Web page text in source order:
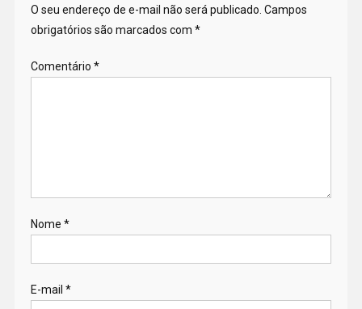
O seu endereço de e-mail não será publicado. Campos
obrigatórios são marcados com *
Comentário *
Nome *
E-mail *